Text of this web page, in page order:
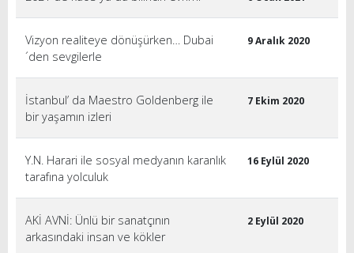
Vizyon realiteye dönüşürken… Dubai
´den sevgilerle
9 Aralık 2020
İstanbul’ da Maestro Goldenberg ile
bir yaşamın izleri
7 Ekim 2020
Y.N. Harari ile sosyal medyanın karanlık
tarafına yolculuk
16 Eylül 2020
AKİ AVNİ: Ünlü bir sanatçının
arkasındaki insan ve kökler
2 Eylül 2020